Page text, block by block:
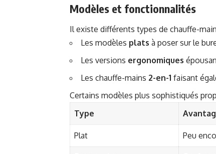
Modèles et fonctionnalités
Il existe différents types de chauffe-
Les modèles plats à poser sur le
Les versions ergonomiques
Les chauffe-mains 2-en-1 faisant
Certains modèles plus sophistiqués
Type
Plat Peu